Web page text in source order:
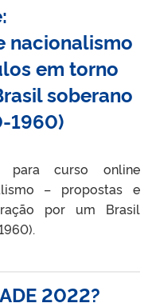
nacionalismo
em torno
soberano
1960)
para curso online
– propostas e
por um Brasil
2022?